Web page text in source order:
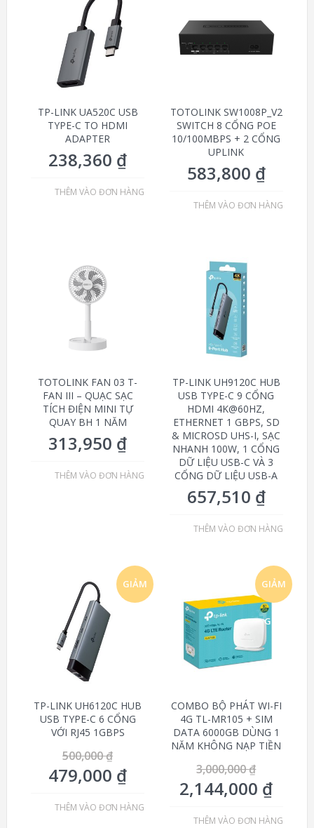
TP-LINK UA520C USB
TYPE-C TO HDMI
ADAPTER
238,360 ₫
THÊM VÀO ĐƠN HÀNG
TOTOLINK SW1008P_V2
SWITCH 8 CỔNG POE
10/100MBPS + 2 CỔNG
UPLINK
583,800 ₫
THÊM VÀO ĐƠN HÀNG
TOTOLINK FAN 03 T-
FAN III – QUẠC SẠC
TÍCH ĐIỆN MINI TỰ
QUAY BH 1 NĂM
313,950 ₫
THÊM VÀO ĐƠN HÀNG
TP-LINK UH9120C HUB
USB TYPE-C 9 CỔNG
HDMI 4K@60HZ,
ETHERNET 1 GBPS, SD
& MICROSD UHS-I, SẠC
NHANH 100W, 1 CỔNG
DỮ LIỆU USB-C VÀ 3
CỔNG DỮ LIỆU USB-A
657,510 ₫
THÊM VÀO ĐƠN HÀNG
GIẢM
TP-LINK UH6120C HUB
USB TYPE-C 6 CỔNG
VỚI RJ45 1GBPS
500,000₫
479,000 ₫
THÊM VÀO ĐƠN HÀNG
GIẢM
GIÁ!
COMBO BỘ PHÁT WI-FI
4G TL-MR105 + SIM
DATA 6000GB DÙNG 1
NĂM KHÔNG NẠP TIỀN
3,000,000₫
2,144,000 ₫
THÊM VÀO ĐƠN HÀNG